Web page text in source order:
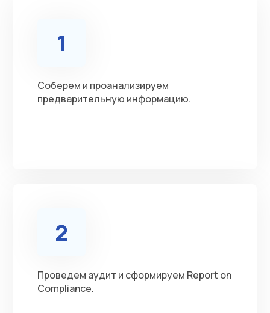
1
Соберем и проанализируем
предварительную информацию.
2
Проведем аудит и сформируем Report on
Compliance.